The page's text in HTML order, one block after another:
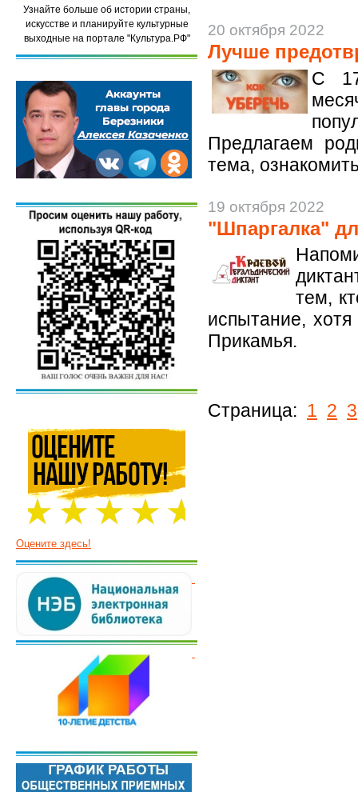
20 октября 2022
Лучше
C
Предлагаем
тема,
19 октября 2022
"Шпаргалка"
тем,
испытание,
Прикамья.
Страница: 1 2 3
Узнайте больше об истории страны,
искусстве и планируйте культурные
выходные на портале "Культура.РФ"
Оцените здесь!